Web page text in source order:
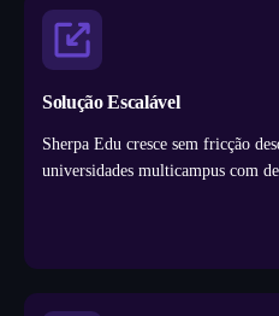
Solução Escalável
Sherpa Edu cresce sem fricção
universidades multicampus com